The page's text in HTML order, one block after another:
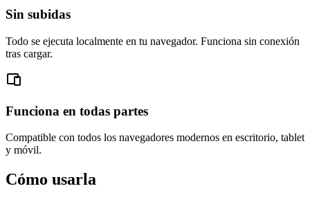
Sin subidas
Todo se ejecuta localmente en tu navegador. Funciona sin conexión
tras cargar.
Funciona en todas partes
Compatible con todos los navegadores modernos en escritorio, tablet
y móvil.
Cómo usarla